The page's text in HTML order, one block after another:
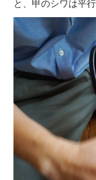
と、甲のシワは平